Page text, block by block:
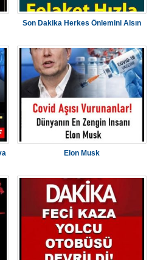
Son Dakika Herkes Önlemini Alsın
Elon Musk